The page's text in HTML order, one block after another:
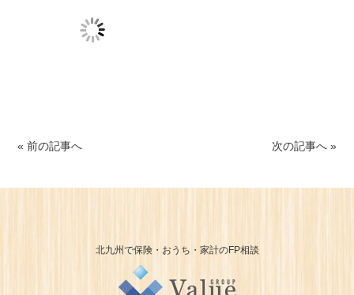
« 前の記事へ 次の記事へ »
北九州で保険・おうち・家計のFP相談